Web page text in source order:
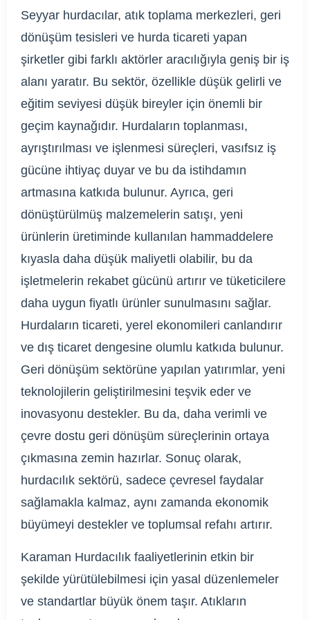
Seyyar hurdacılar, atık toplama merkezleri, geri
dönüşüm tesisleri ve hurda ticareti yapan
şirketler gibi farklı aktörler aracılığıyla geniş bir iş
alanı yaratır. Bu sektör, özellikle düşük gelirli ve
eğitim seviyesi düşük bireyler için önemli bir
geçim kaynağıdır. Hurdaların toplanması,
ayrıştırılması ve işlenmesi süreçleri, vasıfsız iş
gücüne ihtiyaç duyar ve bu da istihdamın
artmasına katkıda bulunur. Ayrıca, geri
dönüştürülmüş malzemelerin satışı, yeni
ürünlerin üretiminde kullanılan hammaddelere
kıyasla daha düşük maliyetli olabilir, bu da
işletmelerin rekabet gücünü artırır ve tüketicilere
daha uygun fiyatlı ürünler sunulmasını sağlar.
Hurdaların ticareti, yerel ekonomileri canlandırır
ve dış ticaret dengesine olumlu katkıda bulunur.
Geri dönüşüm sektörüne yapılan yatırımlar, yeni
teknolojilerin geliştirilmesini teşvik eder ve
inovasyonu destekler. Bu da, daha verimli ve
çevre dostu geri dönüşüm süreçlerinin ortaya
çıkmasına zemin hazırlar. Sonuç olarak,
hurdacılık sektörü, sadece çevresel faydalar
sağlamakla kalmaz, aynı zamanda ekonomik
büyümeyi destekler ve toplumsal refahı artırır.
Karaman Hurdacılık faaliyetlerinin etkin bir
şekilde yürütülebilmesi için yasal düzenlemeler
ve standartlar büyük önem taşır. Atıkların